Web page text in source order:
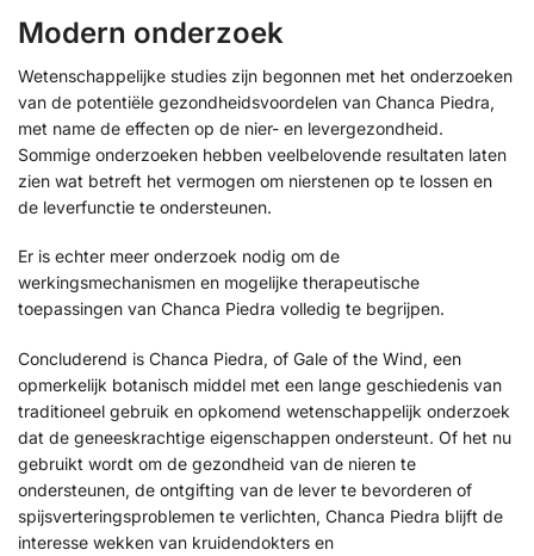
Modern onderzoek
Wetenschappelijke studies zijn begonnen met het onderzoeken
van de potentiële gezondheidsvoordelen van Chanca Piedra,
met name de effecten op de nier- en levergezondheid.
Sommige onderzoeken hebben veelbelovende resultaten laten
zien wat betreft het vermogen om nierstenen op te lossen en
de leverfunctie te ondersteunen.
Er is echter meer onderzoek nodig om de
werkingsmechanismen en mogelijke therapeutische
toepassingen van Chanca Piedra volledig te begrijpen.
Concluderend is Chanca Piedra, of Gale of the Wind, een
opmerkelijk botanisch middel met een lange geschiedenis van
traditioneel gebruik en opkomend wetenschappelijk onderzoek
dat de geneeskrachtige eigenschappen ondersteunt. Of het nu
gebruikt wordt om de gezondheid van de nieren te
ondersteunen, de ontgifting van de lever te bevorderen of
spijsverteringsproblemen te verlichten, Chanca Piedra blijft de
interesse wekken van kruidendokters en